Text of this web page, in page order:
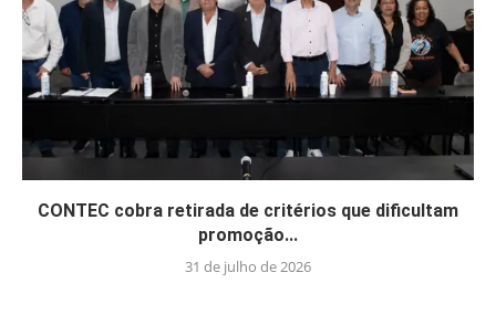
CONTEC cobra retirada de critérios que dificultam
promoção...
31 de julho de 2026